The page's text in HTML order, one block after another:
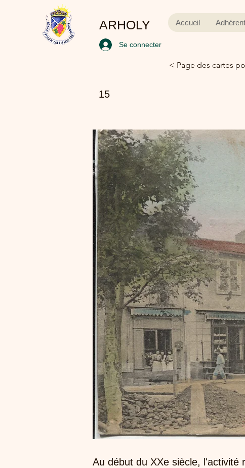
ARHOLY Accueil
Se connecter
< Page des cartes
15
Au début du XXe siècle, l'activité